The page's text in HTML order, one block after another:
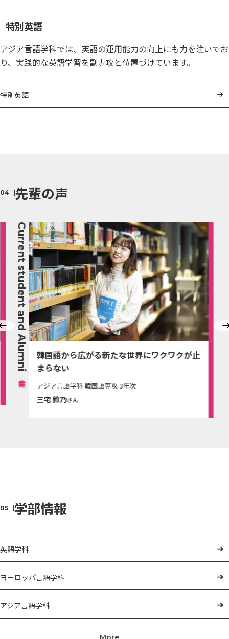
特別英語
アジア言語学科では、英語の運用能力の向上にも力を注いでお
り、実践的な英語学習を副専攻と位置づけています。
特別英語
先輩の声
Current student and Alumni
韓国語から広がる新たな世界にワクワクが止
まらない
アジア言語学科 韓国語専攻 3年次
三宅 鈴乃さん
学部情報
英語学科
ヨーロッパ言語学科
アジア言語学科